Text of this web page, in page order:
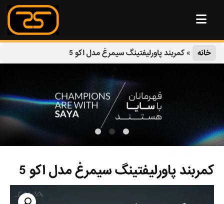
خانه »کمربند پاورلیفتینگ سیمرغ مدل اکو 5
کمربند پاورلیفتینگ سیمرغ مدل اکو 5